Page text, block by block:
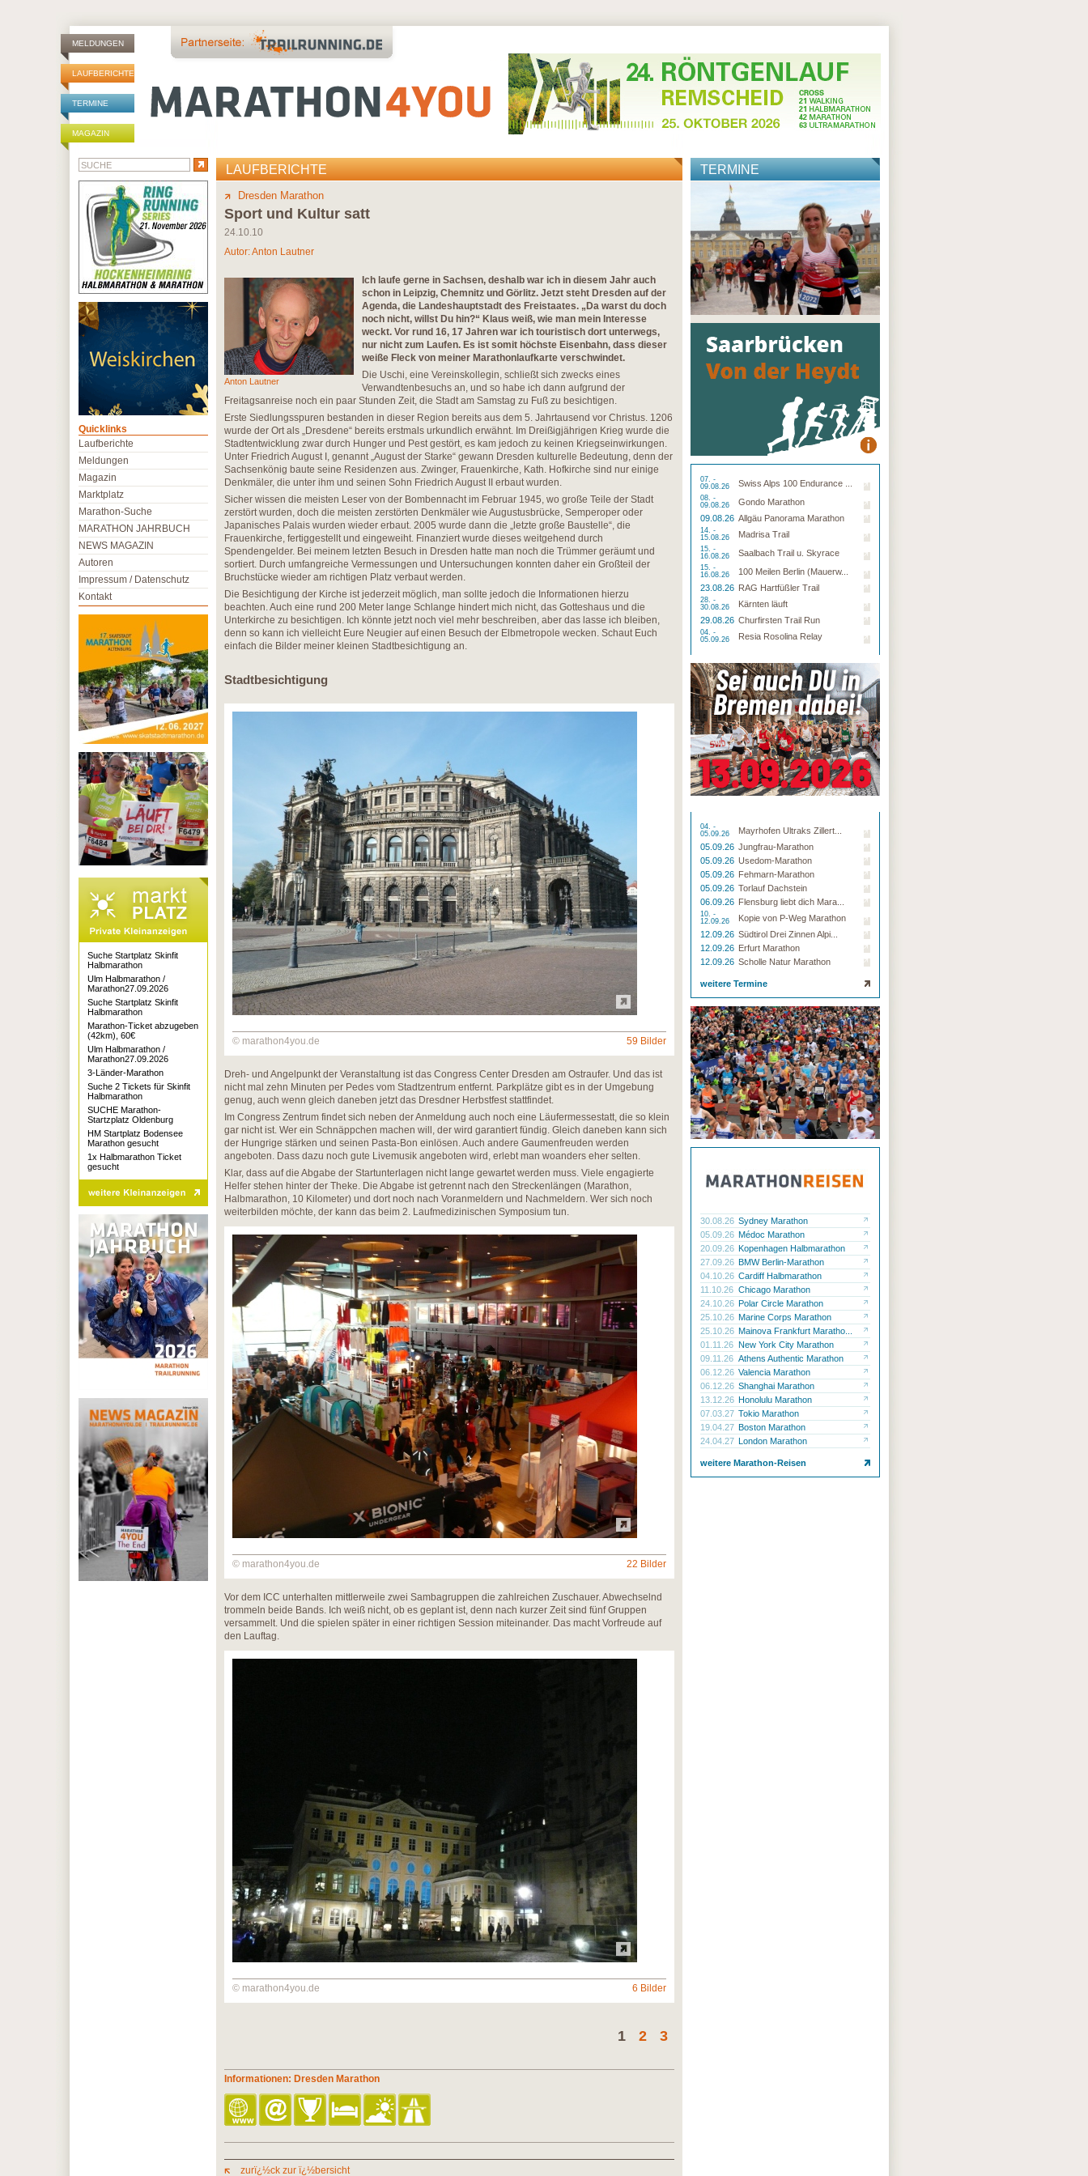
MELDUNGEN
LAUFBERICHTE
TERMINE
MAGAZIN
LAUFBERICHTE
Dresden Marathon
Sport und Kultur satt
24.10.10
Autor:Anton Lautner
Anton Lautner
Ich laufe gerne in Sachsen, deshalb war ich in diesem Jahr auch
schon in Leipzig, Chemnitz und Görlitz. Jetzt steht Dresden auf der
Agenda, die Landeshauptstadt des Freistaates. „Da warst du doch
noch nicht, willst Du hin?“ Klaus weiß, wie man mein Interesse
weckt. Vor rund 16, 17 Jahren war ich touristisch dort unterwegs,
nur nicht zum Laufen. Es ist somit höchste Eisenbahn, dass dieser
weiße Fleck von meiner Marathonlaufkarte verschwindet.
Die Uschi, eine Vereinskollegin, schließt sich zwecks eines
Verwandtenbesuchs an, und so habe ich dann aufgrund der
Freitagsanreise noch ein paar Stunden Zeit, die Stadt am Samstag zu Fuß zu besichtigen.
Erste Siedlungsspuren bestanden in dieser Region bereits aus dem 5. Jahrtausend vor Christus. 1206
wurde der Ort als „Dresdene“ bereits erstmals urkundlich erwähnt. Im Dreißigjährigen Krieg wurde die
Stadtentwicklung zwar durch Hunger und Pest gestört, es kam jedoch zu keinen Kriegseinwirkungen.
Unter Friedrich August I, genannt „August der Starke“ gewann Dresden kulturelle Bedeutung, denn der
Sachsenkönig baute seine Residenzen aus. Zwinger, Frauenkirche, Kath. Hofkirche sind nur einige
Denkmäler, die unter ihm und seinen Sohn Friedrich August II erbaut wurden.
Sicher wissen die meisten Leser von der Bombennacht im Februar 1945, wo große Teile der Stadt
zerstört wurden, doch die meisten zerstörten Denkmäler wie Augustusbrücke, Semperoper oder
Japanisches Palais wurden wieder erbaut. 2005 wurde dann die „letzte große Baustelle“, die
Frauenkirche, fertiggestellt und eingeweiht. Finanziert wurde dieses weitgehend durch
Spendengelder. Bei meinem letzten Besuch in Dresden hatte man noch die Trümmer geräumt und
sortiert. Durch umfangreiche Vermessungen und Untersuchungen konnten daher ein Großteil der
Bruchstücke wieder am richtigen Platz verbaut werden.
Die Besichtigung der Kirche ist jederzeit möglich, man sollte jedoch die Informationen hierzu
beachten. Auch eine rund 200 Meter lange Schlange hindert mich nicht, das Gotteshaus und die
Unterkirche zu besichtigen. Ich könnte jetzt noch viel mehr beschreiben, aber das lasse ich bleiben,
denn so kann ich vielleicht Eure Neugier auf einen Besuch der Elbmetropole wecken. Schaut Euch
einfach die Bilder meiner kleinen Stadtbesichtigung an.
Stadtbesichtigung
© marathon4you.de 59 Bilder
Dreh- und Angelpunkt der Veranstaltung ist das Congress Center Dresden am Ostraufer. Und das ist
nicht mal zehn Minuten per Pedes vom Stadtzentrum entfernt. Parkplätze gibt es in der Umgebung
genug, auch wenn gleich daneben jetzt das Dresdner Herbstfest stattfindet.
Im Congress Zentrum findet sich neben der Anmeldung auch noch eine Läufermessestatt, die so klein
gar nicht ist. Wer ein Schnäppchen machen will, der wird garantiert fündig. Gleich daneben kann sich
der Hungrige stärken und seinen Pasta-Bon einlösen. Auch andere Gaumenfreuden werden
angeboten. Dass dazu noch gute Livemusik angeboten wird, erlebt man woanders eher selten.
Klar, dass auf die Abgabe der Startunterlagen nicht lange gewartet werden muss. Viele engagierte
Helfer stehen hinter der Theke. Die Abgabe ist getrennt nach den Streckenlängen (Marathon,
Halbmarathon, 10 Kilometer) und dort noch nach Voranmeldern und Nachmeldern. Wer sich noch
weiterbilden möchte, der kann das beim 2. Laufmedizinischen Symposium tun.
© marathon4you.de 22 Bilder
Vor dem ICC unterhalten mittlerweile zwei Sambagruppen die zahlreichen Zuschauer. Abwechselnd
trommeln beide Bands. Ich weiß nicht, ob es geplant ist, denn nach kurzer Zeit sind fünf Gruppen
versammelt. Und die spielen später in einer richtigen Session miteinander. Das macht Vorfreude auf
den Lauftag.
© marathon4you.de 6 Bilder
1 2 3
Informationen: Dresden Marathon
zurï¿½ck zur ï¿½bersicht
TERMINE
07. -
09.08.26
Swiss Alps 100 Endurance ...
08. -
09.08.26
Gondo Marathon
09.08.26 Allgäu Panorama Marathon
14. -
15.08.26
Madrisa Trail
15. -
16.08.26
Saalbach Trail u. Skyrace
15. -
16.08.26
100 Meilen Berlin (Mauerw...
23.08.26 RAG Hartfüßler Trail
28. -
30.08.26
Kärnten läuft
29.08.26 Churfirsten Trail Run
04. -
05.09.26
Resia Rosolina Relay
04. -
05.09.26
Mayrhofen Ultraks Zillert...
05.09.26 Jungfrau-Marathon
05.09.26 Usedom-Marathon
05.09.26 Fehmarn-Marathon
05.09.26 Torlauf Dachstein
06.09.26 Flensburg liebt dich Mara...
10. -
12.09.26
Kopie von P-Weg Marathon
12.09.26 Südtirol Drei Zinnen Alpi...
12.09.26 Erfurt Marathon
12.09.26 Scholle Natur Marathon
weitere Termine
30.08.26 Sydney Marathon
05.09.26 Médoc Marathon
20.09.26 Kopenhagen Halbmarathon
27.09.26 BMW Berlin-Marathon
04.10.26 Cardiff Halbmarathon
11.10.26 Chicago Marathon
24.10.26 Polar Circle Marathon
25.10.26 Marine Corps Marathon
25.10.26 Mainova Frankfurt Maratho...
01.11.26 New York City Marathon
09.11.26 Athens Authentic Marathon
06.12.26 Valencia Marathon
06.12.26 Shanghai Marathon
13.12.26 Honolulu Marathon
07.03.27 Tokio Marathon
19.04.27 Boston Marathon
24.04.27 London Marathon
weitere Marathon-Reisen
Quicklinks
Laufberichte
Meldungen
Magazin
Marktplatz
Marathon-Suche
MARATHON JAHRBUCH
NEWS MAGAZIN
Autoren
Impressum / Datenschutz
Kontakt
Suche Startplatz Skinfit
Halbmarathon
Ulm Halbmarathon /
Marathon27.09.2026
Suche Startplatz Skinfit
Halbmarathon
Marathon-Ticket abzugeben
(42km), 60€
Ulm Halbmarathon /
Marathon27.09.2026
3-Länder-Marathon
Suche 2 Tickets für Skinfit
Halbmarathon
SUCHE Marathon-
Startzplatz Oldenburg
HM Startplatz Bodensee
Marathon gesucht
1x Halbmarathon Ticket
gesucht